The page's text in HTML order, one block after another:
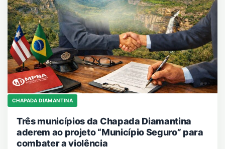
CHAPADA DIAMANTINA
Três municípios da Chapada Diamantina
aderem ao projeto “Município Seguro” para
combater a violência